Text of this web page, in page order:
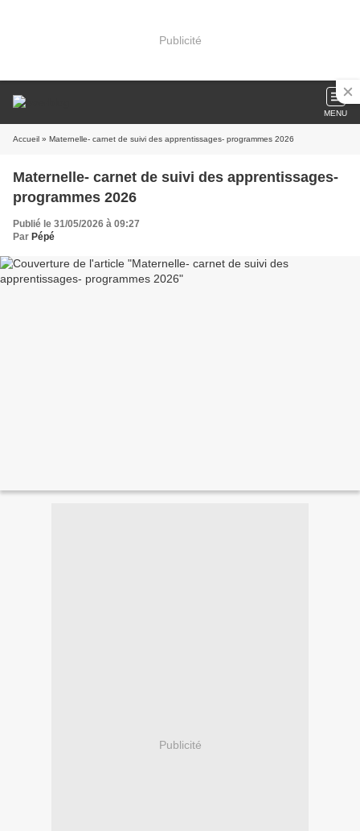
Publicité
MENU
Accueil » Maternelle- carnet de suivi des apprentissages- programmes 2026
Maternelle- carnet de suivi des apprentissages-
programmes 2026
Publié le 31/05/2026 à 09:27
Par Pépé
Publicité